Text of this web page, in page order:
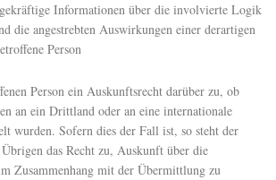
Informationen über die involvierte Logik
die angestrebten Auswirkungen einer derartigen
Person
Person ein Auskunftsrecht darüber zu, ob
an ein Drittland oder an eine internationale
wurden. Sofern dies der Fall ist, so steht der
das Recht zu, Auskunft über die
Zusammenhang mit der Übermittlung zu